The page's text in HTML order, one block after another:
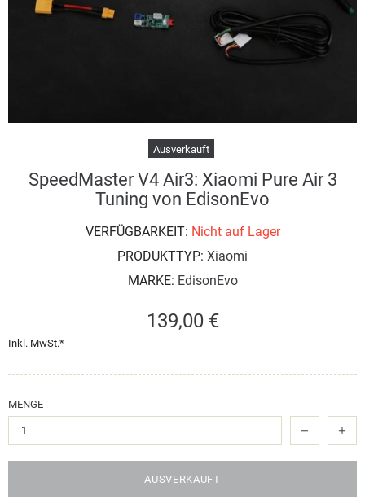
Ausverkauft
SpeedMaster V4 Air3: Xiaomi Pure Air 3
Tuning von EdisonEvo
VERFÜGBARKEIT: Nicht auf Lager
PRODUKTTYP: Xiaomi
MARKE: EdisonEvo
139,00 €
Inkl. MwSt.*
MENGE
AUSVERKAUFT